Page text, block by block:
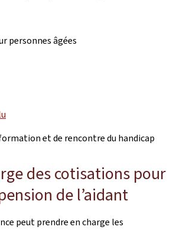
personnes âgées
et de rencontre du handicap
des cotisations pour
de l’aidant
peut prendre en charge les